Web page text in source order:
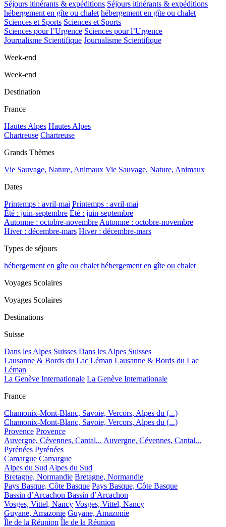
Séjours itinérants & expéditions Séjours itinérants & expéditions
hébergement en gîte ou chalet hébergement en gîte ou chalet
Sciences et Sports Sciences et Sports
Sciences pour l’Urgence Sciences pour l’Urgence
Journalisme Scientifique Journalisme Scientifique
Week-end
Week-end
Destination
France
Hautes Alpes Hautes Alpes
Chartreuse Chartreuse
Grands Thèmes
Vie Sauvage, Nature, Animaux Vie Sauvage, Nature, Animaux
Dates
Printemps : avril-mai Printemps : avril-mai
Été : juin-septembre Été : juin-septembre
Automne : octobre-novembre Automne : octobre-novembre
Hiver : décembre-mars Hiver : décembre-mars
Types de séjours
hébergement en gîte ou chalet hébergement en gîte ou chalet
Voyages Scolaires
Voyages Scolaires
Destinations
Suisse
Dans les Alpes Suisses Dans les Alpes Suisses
Lausanne & Bords du Lac Léman Lausanne & Bords du Lac
Léman
La Genève Internationale La Genève Internationale
France
Chamonix-Mont-Blanc, Savoie, Vercors, Alpes du (...)
Chamonix-Mont-Blanc, Savoie, Vercors, Alpes du (...)
Provence Provence
Auvergne, Cévennes, Cantal... Auvergne, Cévennes, Cantal...
Pyrénées Pyrénées
Camargue Camargue
Alpes du Sud Alpes du Sud
Bretagne, Normandie Bretagne, Normandie
Pays Basque, Côte Basque Pays Basque, Côte Basque
Bassin d’Arcachon Bassin d’Arcachon
Vosges, Vittel, Nancy Vosges, Vittel, Nancy
Guyane, Amazonie Guyane, Amazonie
Île de la Réunion Île de la Réunion